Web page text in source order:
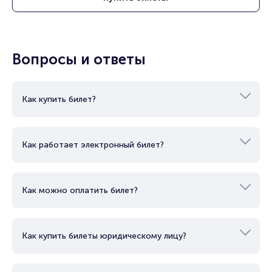
Вопросы и ответы
Как купить билет?
Как работает электронный билет?
Как можно оплатить билет?
Как купить билеты юридическому лицу?